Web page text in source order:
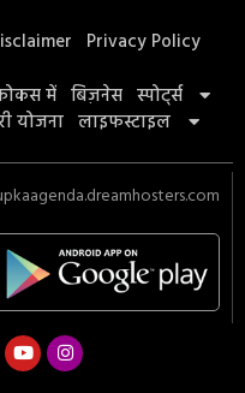
Privacy Policy
में बिज़नेस स्पोर्ट्स
योजना लाइफस्टाइल